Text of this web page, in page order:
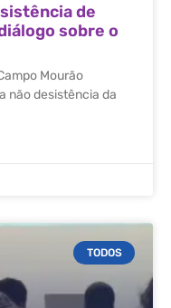
de
sobre o
Mourão
não desistência da
TODOS